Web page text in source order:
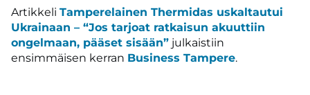
Artikkeli Tamperelainen Thermidas uskaltautui
Ukrainaan – “Jos tarjoat ratkaisun akuuttiin
ongelmaan, pääset sisään” julkaistiin
ensimmäisen kerran Business Tampere.